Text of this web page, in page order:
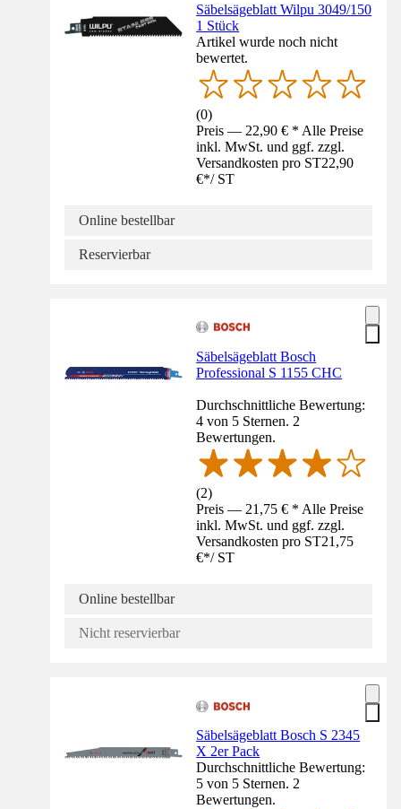
Säbelsägeblatt Wilpu 3049/150
1 Stück
Artikel wurde noch nicht
bewertet.
(0)
Preis — 22,90 € * Alle Preise
inkl. MwSt. und ggf. zzgl.
Versandkosten pro ST22,90
€*/ ST
Online bestellbar
Reservierbar
Säbelsägeblatt Bosch
Professional S 1155 CHC
Durchschnittliche Bewertung:
4 von 5 Sternen. 2
Bewertungen.
(2)
Preis — 21,75 € * Alle Preise
inkl. MwSt. und ggf. zzgl.
Versandkosten pro ST21,75
€*/ ST
Online bestellbar
Nicht reservierbar
Säbelsägeblatt Bosch S 2345
X 2er Pack
Durchschnittliche Bewertung:
5 von 5 Sternen. 2
Bewertungen.